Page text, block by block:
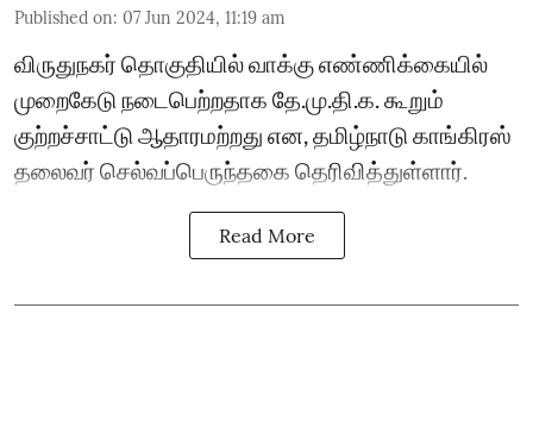
Published on: 07 Jun 2024, 11:19 am
விருதுநகர் தொகுதியில் வாக்கு எண்ணிக்கையில்
முறைகேடு நடைபெற்றதாக தே.மு.தி.க. கூறும்
குற்றச்சாட்டு ஆதாரமற்றது என, தமிழ்நாடு காங்கிரஸ்
தலைவர் செல்வப்பெருந்தகை தெரிவித்துள்ளார்.
Read More